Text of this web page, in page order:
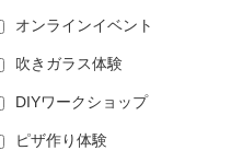
オンラインイベント
吹きガラス体験
DIYワークショップ
ピザ作り体験